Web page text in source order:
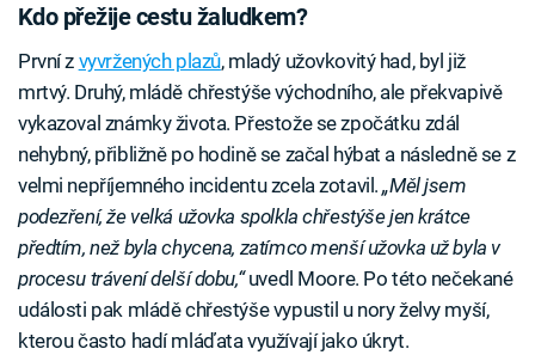
Kdo přežije cestu žaludkem?
První z vyvržených plazů, mladý užovkovitý had, byl již
mrtvý. Druhý, mládě chřestýše východního, ale překvapivě
vykazoval známky života. Přestože se zpočátku zdál
nehybný, přibližně po hodině se začal hýbat a následně se z
velmi nepříjemného incidentu zcela zotavil.„Měl jsem
podezření, že velká užovka spolkla chřestýše jen krátce
předtím, než byla chycena, zatímco menší užovka už byla v
procesu trávení delší dobu,“uvedl Moore. Po této nečekané
události pak mládě chřestýše vypustil u nory želvy myší,
kterou často hadí mláďata využívají jako úkryt.